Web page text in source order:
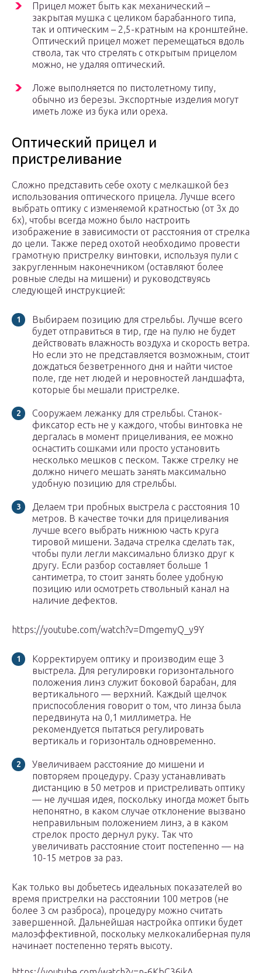
Прицел может быть как механический –
закрытая мушка с целиком барабанного типа,
так и оптическим – 2,5-кратным на кронштейне.
Оптический прицел может перемещаться вдоль
ствола, так что стрелять с открытым прицелом
можно, не удаляя оптический.
Ложе выполняется по пистолетному типу,
обычно из березы. Экспортные изделия могут
иметь ложе из бука или ореха.
Оптический прицел и
пристреливание
Сложно представить себе охоту с мелкашкой без
использования оптического прицела. Лучше всего
выбрать оптику с изменяемой кратностью (от 3x до
6x), чтобы всегда можно было настроить
изображение в зависимости от расстояния от стрелка
до цели. Также перед охотой необходимо провести
грамотную пристрелку винтовки, используя пули с
закругленным наконечником (оставляют более
ровные следы на мишени) и руководствуясь
следующей инструкцией:
Выбираем позицию для стрельбы. Лучше всего
будет отправиться в тир, где на пулю не будет
действовать влажность воздуха и скорость ветра.
Но если это не представляется возможным, стоит
дождаться безветренного дня и найти чистое
поле, где нет людей и неровностей ландшафта,
которые бы мешали пристрелке.
Сооружаем лежанку для стрельбы. Станок-
фиксатор есть не у каждого, чтобы винтовка не
дергалась в момент прицеливания, ее можно
оснастить сошками или просто установить
несколько мешков с песком. Также стрелку не
должно ничего мешать занять максимально
удобную позицию для стрельбы.
Делаем три пробных выстрела с расстояния 10
метров. В качестве точки для прицеливания
лучше всего выбрать нижнюю часть круга
тировой мишени. Задача стрелка сделать так,
чтобы пули легли максимально близко друг к
другу. Если разбор составляет больше 1
сантиметра, то стоит занять более удобную
позицию или осмотреть ствольный канал на
наличие дефектов.
https://youtube.com/watch?v=DmgemyQ_y9Y
Корректируем оптику и производим еще 3
выстрела. Для регулировки горизонтального
положения линз служит боковой барабан, для
вертикального — верхний. Каждый щелчок
приспособления говорит о том, что линза была
передвинута на 0,1 миллиметра. Не
рекомендуется пытаться регулировать
вертикаль и горизонталь одновременно.
Увеличиваем расстояние до мишени и
повторяем процедуру. Сразу устанавливать
дистанцию в 50 метров и пристреливать оптику
— не лучшая идея, поскольку иногда может быть
непонятно, в каком случае отклонение вызвано
неправильным положением линз, а в каком
стрелок просто дернул руку. Так что
увеличивать расстояние стоит постепенно — на
10-15 метров за раз.
Как только вы добьетесь идеальных показателей во
время пристрелки на расстоянии 100 метров (не
более 3 см разброса), процедуру можно считать
завершенной. Дальнейшая настройка оптики будет
малоэффективной, поскольку мелкокалиберная пуля
начинает постепенно терять высоту.